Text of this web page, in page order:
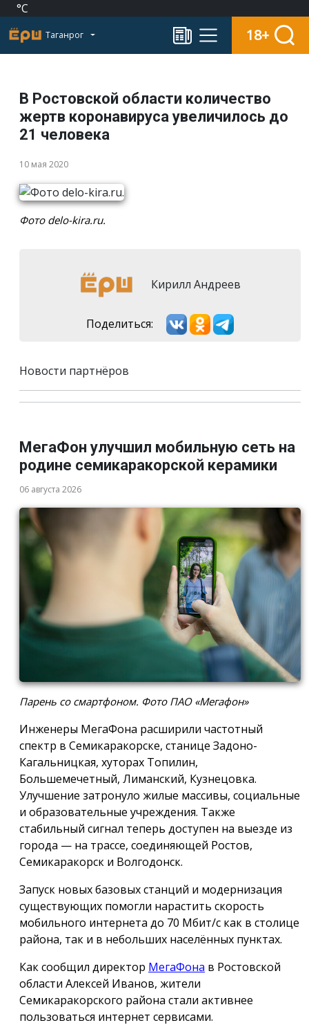
°C
Таганрог 18+
В Ростовской области количество
жертв коронавируса увеличилось до
21 человека
10 мая 2020
Фото delo-kira.ru.
Кирилл Андреев
Поделиться:
Новости партнёров
МегаФон улучшил мобильную сеть на
родине семикаракорской керамики
06 августа 2026
Парень со смартфоном. Фото ПАО «Мегафон»
Инженеры МегаФона расширили частотный
спектр в Семикаракорске, станице Задоно-
Кагальницкая, хуторах Топилин,
Большемечетный, Лиманский, Кузнецовка.
Улучшение затронуло жилые массивы, социальные
и образовательные учреждения. Также
стабильный сигнал теперь доступен на выезде из
города — на трассе, соединяющей Ростов,
Семикаракорск и Волгодонск.
Запуск новых базовых станций и модернизация
существующих помогли нарастить скорость
мобильного интернета до 70 Мбит/с как в столице
района, так и в небольших населённых пунктах.
Как сообщил директор МегаФона в Ростовской
области Алексей Иванов, жители
Семикаракорского района стали активнее
пользоваться интернет сервисами.